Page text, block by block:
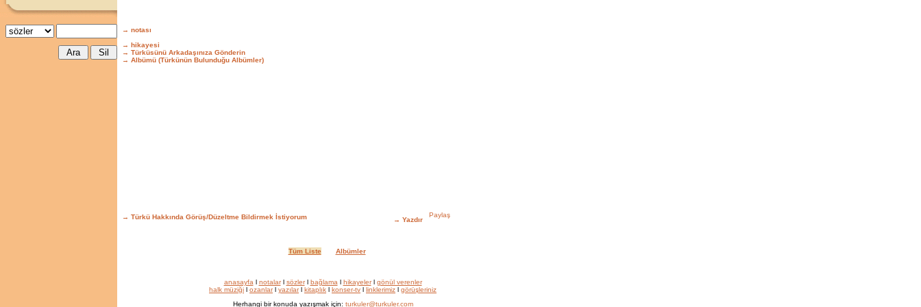
→ notası
→ hikayesi
→ Türküsünü Arkadaşınıza Gönderin
→ Albümü (Türkünün Bulunduğu Albümler)
→ Türkü Hakkında Görüş/Düzeltme Bildirmek İstiyorum → Yazdır
Tüm Liste Albümler
anasayfa l notalarl sözlerl bağlama l hikayelerl gönül verenler
halk müziği l ozanlarl yazılarl kitaplık l konser-tv l linklerimiz l görüşleriniz
Herhangi bir konuda yazışmak için: turkuler@turkuler.com